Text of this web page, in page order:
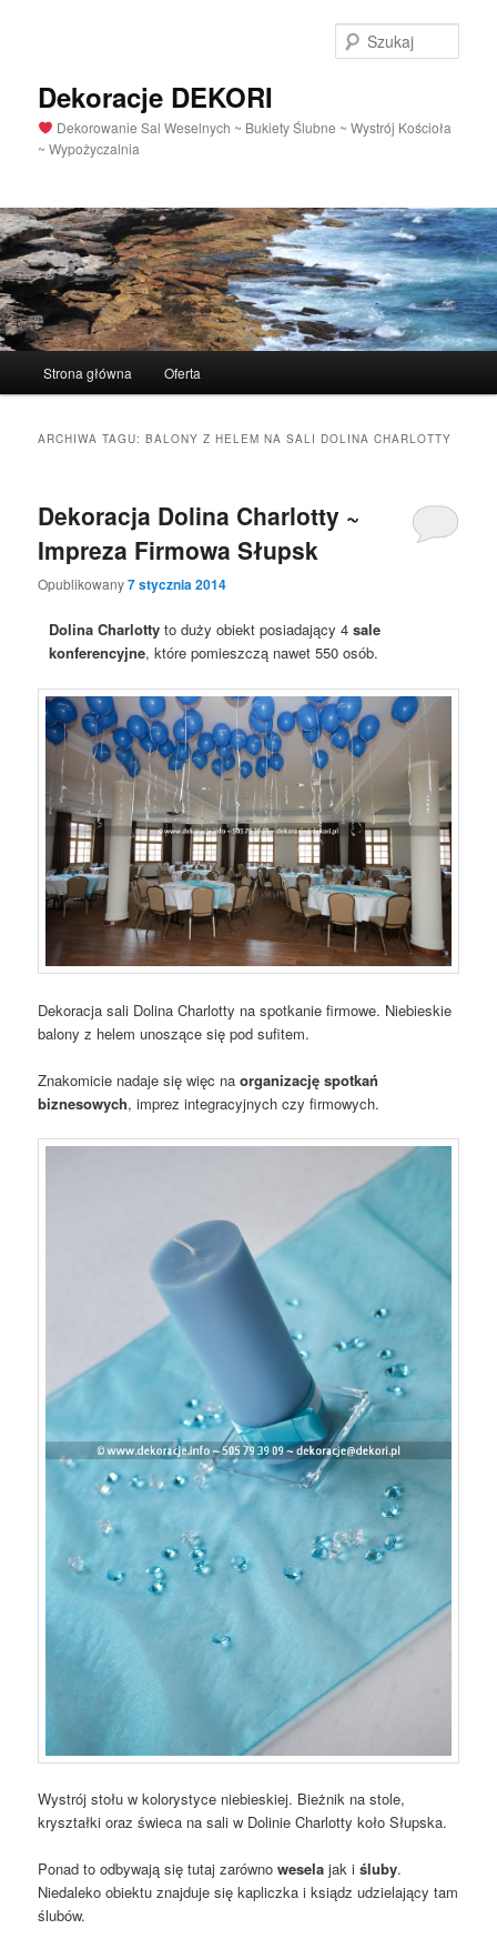
Dekoracje DEKORI
Dekorowanie Sal Weselnych ~ Bukiety Ślubne ~ Wystrój Kościoła
~ Wypożyczalnia
główne
Przeskocz
Przeskocz
Strona główna Oferta
ARCHIWA TAGU:BALONY Z HELEM NA SALI DOLINA CHARLOTTY
Dekoracja Dolina Charlotty ~
Impreza Firmowa Słupsk
Opublikowany7 stycznia 2014
Dolina Charlotty to duży obiekt posiadający 4sale
konferencyjne, które pomieszczą nawet 550 osób.
Dekoracja sali Dolina Charlotty na spotkanie firmowe. Niebieskie
balony z helem unoszące się pod sufitem.
Znakomicie nadaje się więc naorganizację spotkań
biznesowych, imprez integracyjnych czy firmowych.
Wystrój stołu w kolorystyce niebieskiej. Bieżnik na stole,
kryształki oraz świeca na sali w Dolinie Charlotty koło Słupska.
Ponad to odbywają się tutaj zarównowesela jak iśluby.
Niedaleko obiektu znajduje się kapliczka i ksiądz udzielający tam
ślubów.